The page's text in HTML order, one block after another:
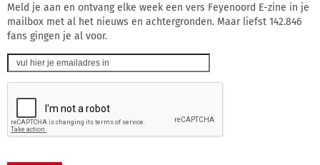
Meld je aan en ontvang elke week een vers Feyenoord E-zine in je
mailbox met al het nieuws en achtergronden. Maar liefst 142.846
fans gingen je al voor.